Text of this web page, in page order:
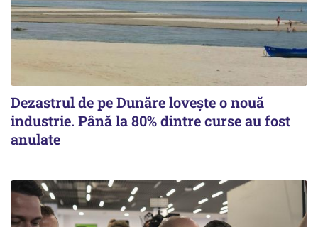
Dezastrul de pe Dunăre lovește o nouă
industrie. Până la 80% dintre curse au fost
anulate